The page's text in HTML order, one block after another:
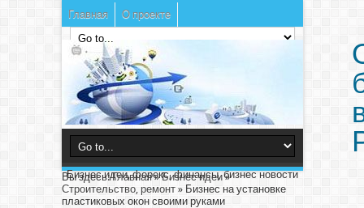
Главная О проекте
Бизнес идеи, форекс, финансы, бизнес новости
Вы здесь:Главная»Бизнес идеи»
Строительство, ремонт» Бизнес на установке
пластиковых окон своими руками